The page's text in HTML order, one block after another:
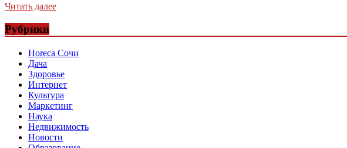
Читать далее
Рубрики
Horeca Сочи
Дача
Здоровье
Интернет
Культура
Маркетинг
Наука
Недвижимость
Новости